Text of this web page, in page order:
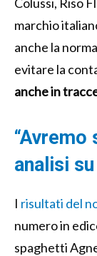
marchio
anche la
evitare la
anche in
analisi
I risultati del
numero in
spaghetti